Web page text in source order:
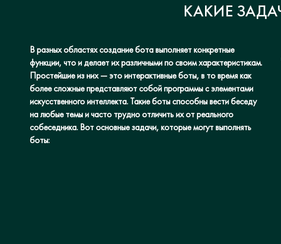
КАКИЕ
В разных областях создание бота выполняет конкретные
функции, что и делает их различными по своим характеристикам.
Простейшие из них — это интерактивные боты, в то время как
более сложные представляют собой программы с элементами
искусственного интеллекта. Такие боты способны вести беседу
на любые темы и часто трудно отличить их от реального
собеседника. Вот основные задачи, которые могут выполнять
боты: